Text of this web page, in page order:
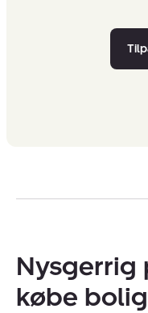
Nysgerrig
købe